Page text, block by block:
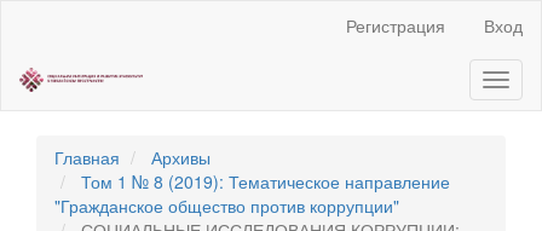
содержанию
страницы
навигация
Основное
содержание
Регистрация Вход
Главная
Архивы
Том 1 № 8 (2019): Тематическое направление
"Гражданское общество против коррупции"